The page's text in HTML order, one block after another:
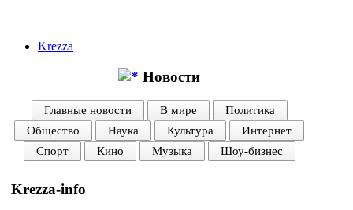
Krezza
Новости
Главные новости В мире
Политика
Общество
Наука Культура
Интернет
Спорт
Кино Музыка Шоу-бизнес
Krezza-info